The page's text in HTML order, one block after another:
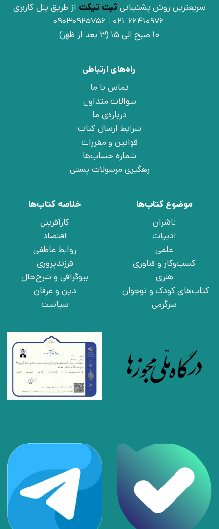
سریعترین روش پشتیبانی ثبت تیکت از طریق پنل کاربری
021-66410976 | 09030925756
10 صبح الی 15 (3 بعد از ظهر)
راه‌های ارتباطی
تماس با ما
سوالات متداول
درباره‌ی ما
شرایط ارسال کتاب
قوانین و مقررات
شماره حساب‌ها
رهگیری مرسولات پستی
موضوع کتاب‌ها
ناشران
ادبیات
علمی
کسب‌وکار و فناوری
هنری
کتاب‌های کودک و نوجوان
سرگرمی
خلاصه کتاب‌ها
کارآفرینی
اقتصاد
روابط عاطفی
فرزندپروری
بیوگرافی و شرح‌حال
دین و عرفان
سیاست